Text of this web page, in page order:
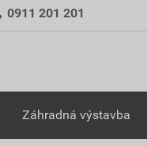
0911 201 201
Záhradná výstavba